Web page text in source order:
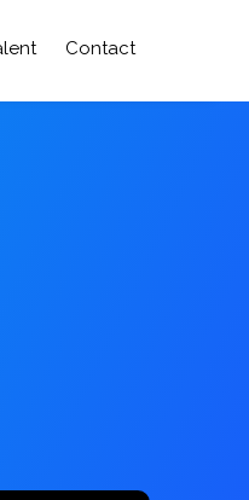
Contact